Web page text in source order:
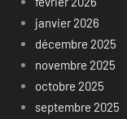
janvier 2026
décembre 2025
novembre 2025
octobre 2025
septembre 2025